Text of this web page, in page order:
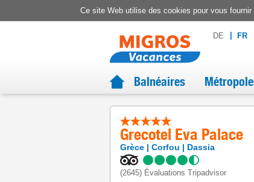
Ce site Web utilise des cookies pour vous
DE FR
Balnéaires
Grecotel Eva Palace
Grèce Corfou Dassia
(2645) Évaluations Tripadvisor